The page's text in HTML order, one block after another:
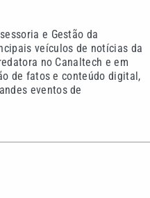
e Gestão da
veículos de notícias da
no Canaltech e em
de fatos e conteúdo digital,
eventos de